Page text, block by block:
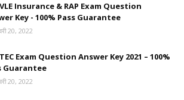
VLE Insurance & RAP Exam Question
Key - 100% Pass Guarantee
20, 2022
TEC Exam Question Answer Key 2021 – 100%
Guarantee
20, 2022